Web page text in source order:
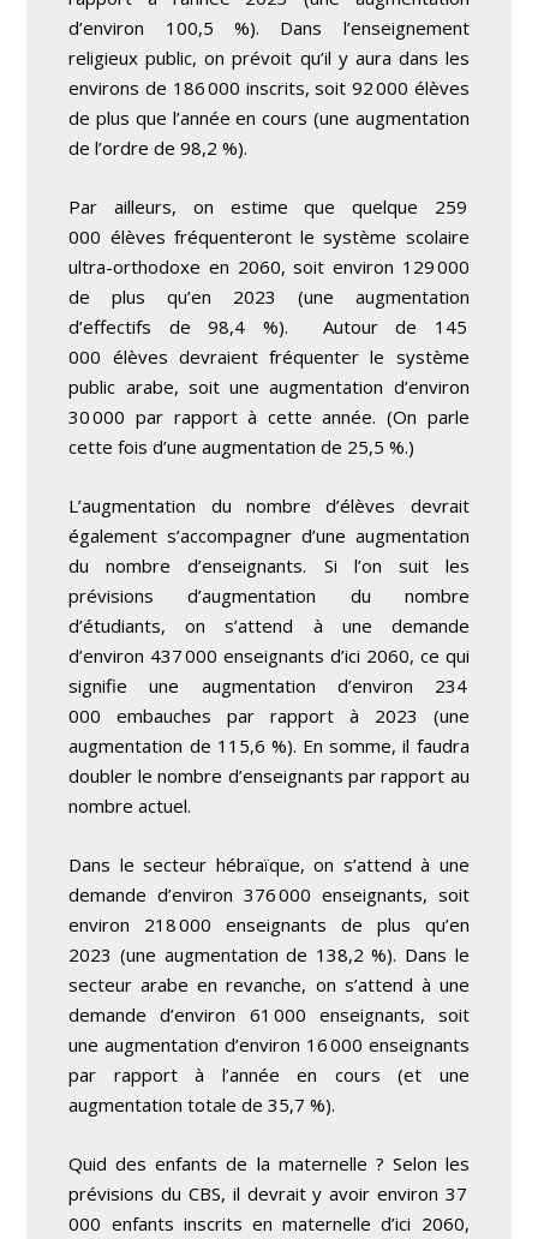
d’environ 100,5 %). Dans l’enseignement
religieux public, on prévoit qu’il y aura dans les
environs de 186 000 inscrits, soit 92 000 élèves
de plus que l’année en cours (une augmentation
de l’ordre de 98,2 %).
Par ailleurs, on estime que quelque 259
000 élèves fréquenteront le système scolaire
ultra-orthodoxe en 2060, soit environ 129 000
de plus qu’en 2023 (une augmentation
d’effectifs de 98,4 %). Autour de 145
000 élèves devraient fréquenter le système
public arabe, soit une augmentation d’environ
30 000 par rapport à cette année. (On parle
cette fois d’une augmentation de 25,5 %.)
L’augmentation du nombre d’élèves devrait
également s’accompagner d’une augmentation
du nombre d’enseignants. Si l’on suit les
prévisions d’augmentation du nombre
d’étudiants, on s’attend à une demande
d’environ 437 000 enseignants d’ici 2060, ce qui
signifie une augmentation d’environ 234
000 embauches par rapport à 2023 (une
augmentation de 115,6 %). En somme, il faudra
doubler le nombre d’enseignants par rapport au
nombre actuel.
Dans le secteur hébraïque, on s’attend à une
demande d’environ 376 000 enseignants, soit
environ 218 000 enseignants de plus qu’en
2023 (une augmentation de 138,2 %). Dans le
secteur arabe en revanche, on s’attend à une
demande d’environ 61 000 enseignants, soit
une augmentation d’environ 16 000 enseignants
par rapport à l’année en cours (et une
augmentation totale de 35,7 %).
Quid des enfants de la maternelle ? Selon les
prévisions du CBS, il devrait y avoir environ 37
000 enfants inscrits en maternelle d’ici 2060,